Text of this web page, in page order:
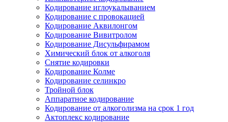
Кодирование иглоукалыванием
Кодирование с провокацией
Кодирование Аквилонгом
Кодирование Вивитролом
Кодирование Дисульфирамом
Химический блок от алкоголя
Снятие кодировки
Кодирование Колме
Кодирование селинкро
Тройной блок
Аппаратное кодирование
Кодирование от алкоголизма на срок 1 год
Актоплекс кодирование